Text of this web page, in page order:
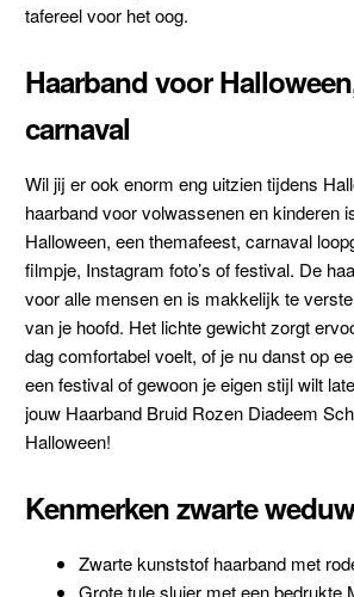
tafereel voor het oog.
Haarband voor
carnaval
Wil jij er ook enorm eng uitzien tijdens
haarband voor volwassenen en kinderen
Halloween, een themafeest, carnaval
filmpje, Instagram foto’s of festival. De
voor alle mensen en is makkelijk te
van je hoofd. Het lichte gewicht zorgt
dag comfortabel voelt, of je nu danst op
een festival of gewoon je eigen stijl wilt
jouw Haarband Bruid Rozen Diadeem
Halloween!
Kenmerken zwarte
Zwarte kunststof haarband met